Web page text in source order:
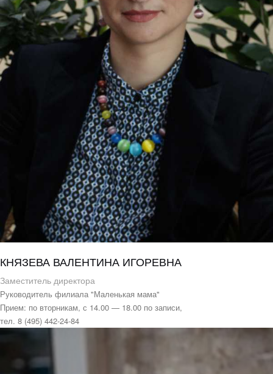
КНЯЗЕВА ВАЛЕНТИНА ИГОРЕВНА
Заместитель директора
Руководитель филиала "Маленькая мама"
Прием: по вторникам, с 14.00 — 18.00 по записи,
тел. 8 (495) 442-24-84